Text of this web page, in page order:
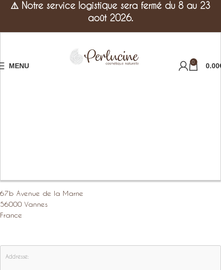
MENU 0 0.00
67b Avenue de la Marne
56000 Vannes
France
Addresse:
⚠️ Notre service logistique sera fermé du 8 au 23
août 2026.